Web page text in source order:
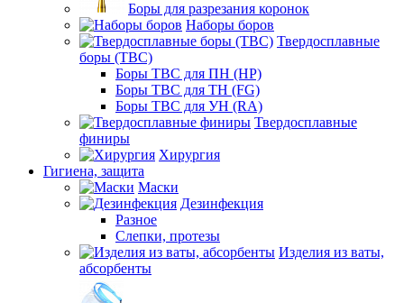
Боры для разрезания коронок
Наборы боров
Твердосплавные
боры (ТВС)
Боры ТВС для ПН (HP)
Боры ТВС для ТН (FG)
Боры ТВС для УН (RA)
Твердосплавные
финиры
Хирургия
Гигиена, защита
Маски
Дезинфекция
Разное
Слепки, протезы
Изделия из ваты,
абсорбенты